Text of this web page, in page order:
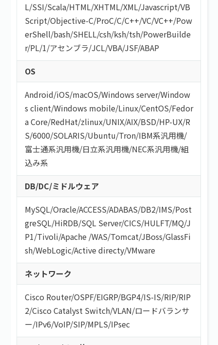
L/SSI/Scala/HTML/XHTML/XML/Javascript/VB
Script/Objective-C/ProC/C/C++/VC/VC++/Pow
erShell/bash/SHELL/csh/ksh/tsh/PowerBuilde
r/PL/1/アセンブラ/JCL/VBA/JSF/ABAP
OS
Android/iOS/macOS/Windows server/Window
s client/Windows mobile/Linux/CentOS/Fedor
a Core/RedHat/zlinux/UNIX/AIX/BSD/HP-UX/R
S/6000/SOLARIS/Ubuntu/Tron/IBM系汎用機/
富士通系汎用機/日立系汎用機/NEC系汎用機/組
込み系
DB/DC/ミドルウェア
MySQL/Oracle/ACCESS/ADABAS/DB2/IMS/Post
greSQL/HiRDB/SQL Server/CICS/HULFT/MQ/J
P1/Tivoli/Apache /WAS/Tomcat/JBoss/GlassFi
sh/WebLogic/Active directy/VMware
ネットワーク
Cisco Router/OSPF/EIGRP/BGP4/IS-IS/RIP/RIP
2/Cisco Catalyst Switch/VLAN/ロードバランサ
ー/IPv6/VoIP/SIP/MPLS/IPsec